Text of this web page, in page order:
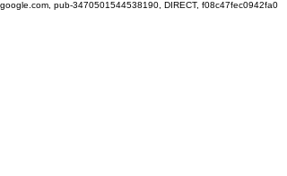
google.com, pub-3470501544538190, DIRECT, f08c47fec0942fa0